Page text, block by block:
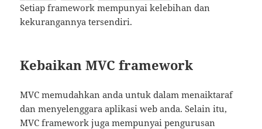
Setiap framework mempunyai kelebihan dan
kekurangannya tersendiri.
Kebaikan MVC framework
MVC memudahkan anda untuk dalam menaiktaraf
dan menyelenggara aplikasi web anda. Selain itu,
MVC framework juga mempunyai pengurusan